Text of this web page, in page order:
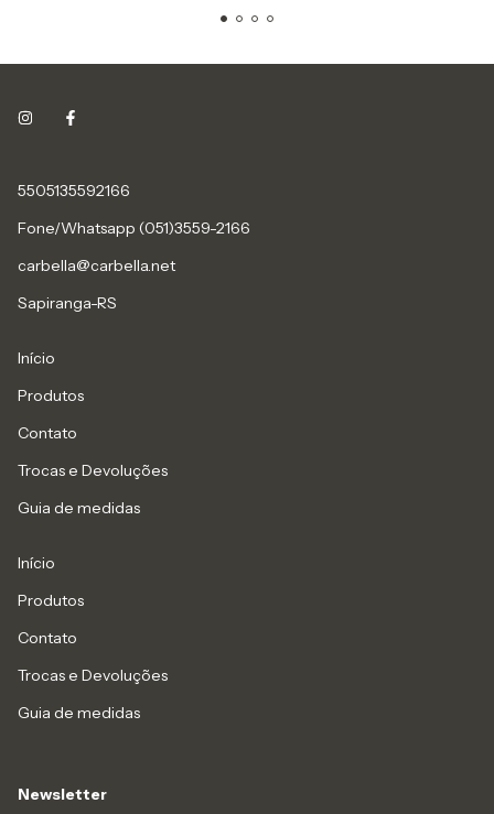
5505135592166
Fone/Whatsapp (051)3559-2166
carbella@carbella.net
Sapiranga-RS
Início
Produtos
Contato
Trocas e Devoluções
Guia de medidas
Início
Produtos
Contato
Trocas e Devoluções
Guia de medidas
Newsletter